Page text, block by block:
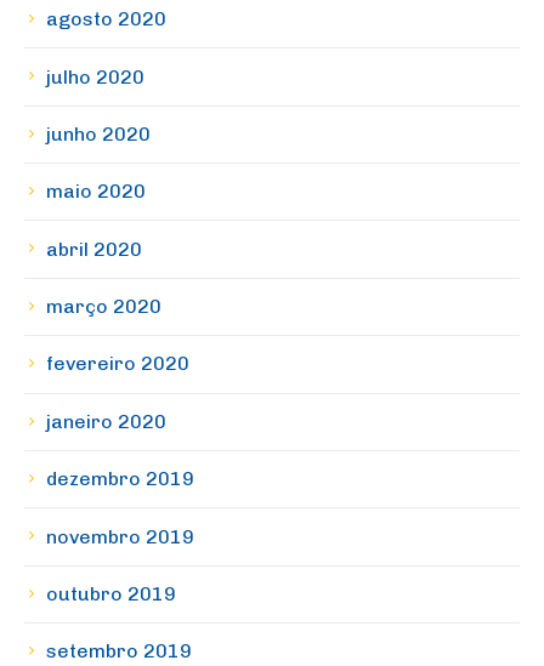
agosto 2020
julho 2020
junho 2020
maio 2020
abril 2020
março 2020
fevereiro 2020
janeiro 2020
dezembro 2019
novembro 2019
outubro 2019
setembro 2019